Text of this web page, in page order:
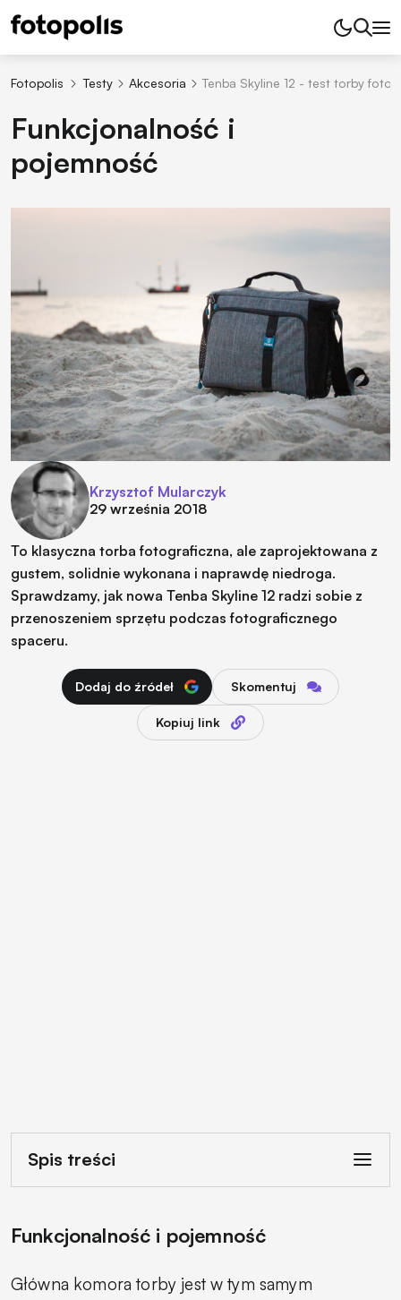
Fotopolis Testy Akcesoria Tenba Skyline 12 - test torby
Funkcjonalność i
pojemność
Krzysztof Mularczyk
29 września 2018
To klasyczna torba fotograficzna, ale zaprojektowana z
gustem, solidnie wykonana i naprawdę niedroga.
Sprawdzamy, jak nowa Tenba Skyline 12 radzi sobie z
przenoszeniem sprzętu podczas fotograficznego
spaceru.
Dodaj do źródeł Skomentuj
Kopiuj link
Spis treści
Funkcjonalność i pojemność
Główna komora torby jest w tym samym